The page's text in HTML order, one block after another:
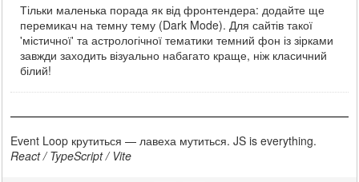
Тільки маленька порада як від фронтендера: додайте ще
перемикач на темну тему (Dark Mode). Для сайтів такої
'містичної' та астрологічної тематики темний фон із зірками
завжди заходить візуально набагато краще, ніж класичний
білий!
Event Loop крутиться — лавеха мутиться. JS is everything.
React / TypeScript / Vite